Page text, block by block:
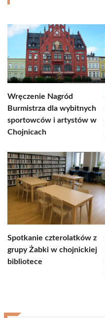
Wręczenie Nagród
Burmistrza dla wybitnych
sportowców i artystów w
Chojnicach
Spotkanie czterolatków z
grupy Żabki w chojnickiej
bibliotece